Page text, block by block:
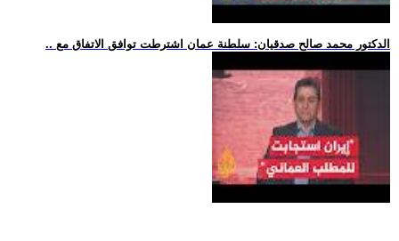
.. الدكتور محمد صالح صدقيان: سلطنة عمان اشترطت توافق الاتفاق مع